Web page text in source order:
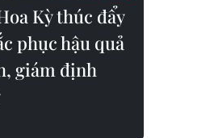
Kỳ thúc đẩy
phục hậu quả
giám định